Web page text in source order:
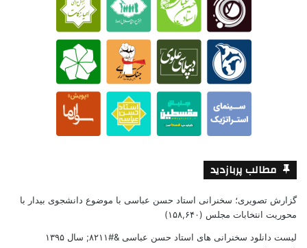
مطالب پربازدید
گزارش تصویری؛ سخنرانی استاد حسن عباسی با موضوع دانشجوی بیدار با
محوریت انتخابات مجلس (۱۵۸,۶۴۰)
لیست دانلود سخنرانی های استاد حسن عباسی &#۸۲۱۱; سال ۱۳۹۵